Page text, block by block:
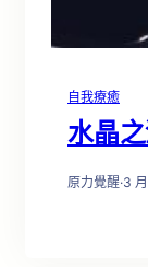
自我療癒
水晶
原力覺醒·3